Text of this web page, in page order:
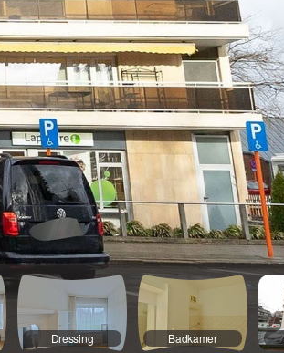
Dressing Badkamer